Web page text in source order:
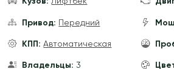
Привод: Передний
КПП: Автоматическая
Владельцы: 3